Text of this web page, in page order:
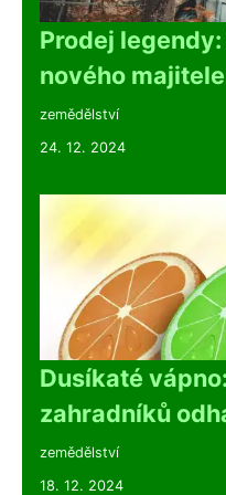
Prodej
nového majitele
zemědělství
24. 12. 2024
Dusíkaté
zahradníků
zemědělství
18. 12. 2024